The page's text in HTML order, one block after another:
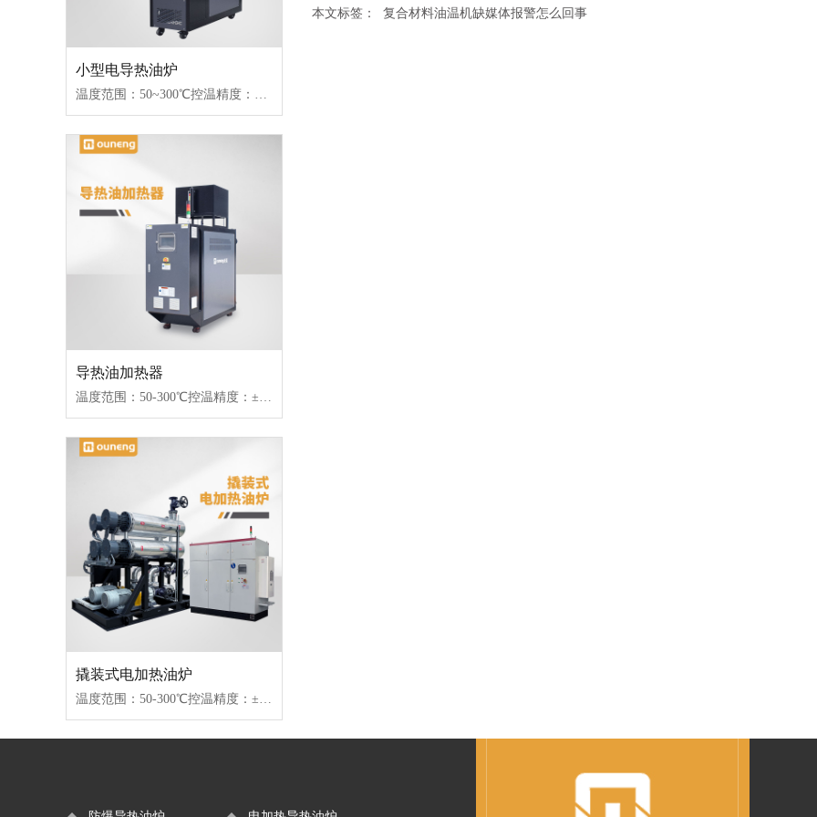
本文标签： 复合材料油温机缺媒体报警怎么回事
小型电导热油炉
温度范围：50~300℃控温精度：±1℃加热功率：18~96kW控制类型：固态继电器/可控硅
导热油加热器
撬装式电加热油炉
温度范围：50-300℃控温精度：±1℃加热功率：100-2000kW控制类型：固态继电器/可控硅